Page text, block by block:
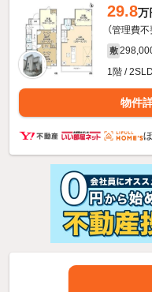
29.8万
（管理費不
敷
1階 /
物件